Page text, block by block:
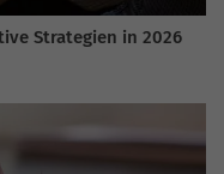
Strategien in 2026